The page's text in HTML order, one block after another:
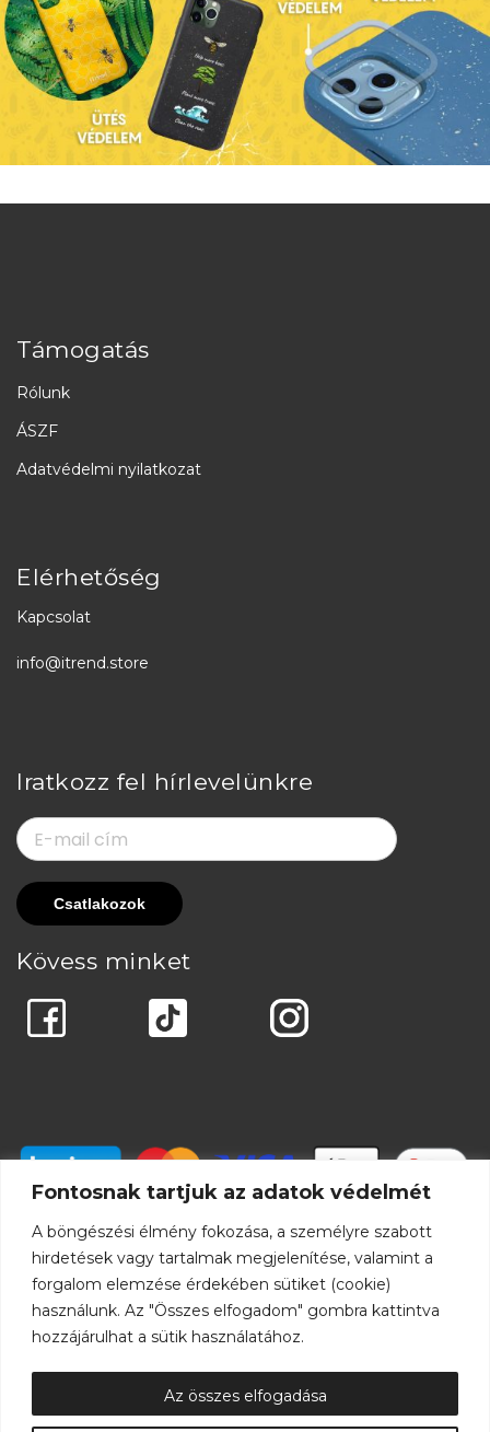
Fontosnak tartjuk az adatok védelmét
A böngészési élmény fokozása, a személyre szabott
hirdetések vagy tartalmak megjelenítése, valamint a
forgalom elemzése érdekében sütiket (cookie)
használunk. Az "Összes elfogadom" gombra kattintva
hozzájárulhat a sütik használatához.
Az összes elfogadása
Támogatás
Rólunk
ÁSZF
Adatvédelmi nyilatkozat
Elérhetőség
Kapcsolat
info@itrend.store
Iratkozz fel hírlevelünkre
Kövess minket